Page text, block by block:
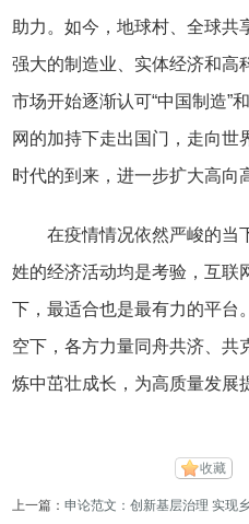
助力。如今，地球村、全球共
强大的制造业、实体经济和高
市场开始逐渐认可“中国制造”
网的加持下走出国门，走向世
时代的到来，进一步扩大高向
在疫情情况依然严峻的当
姓的经济活动均是考验，互联
下，最适合也是最有力的平台
空下，各方力量同舟共济、共
炼中茁壮成长，为高质量发展
收藏
上一篇：申论范文：创新基层治理 实现